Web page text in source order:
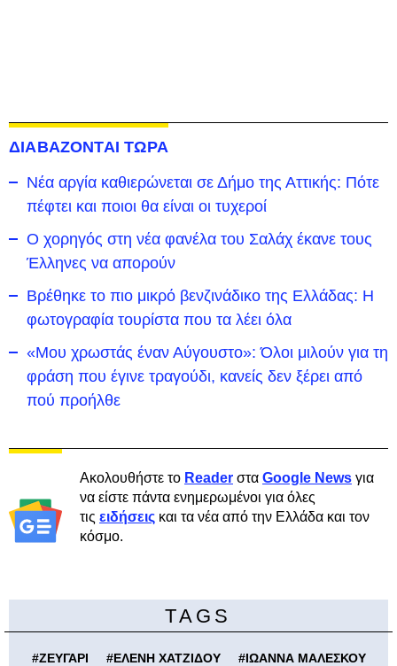
ΔΙΑΒΑΖΟΝΤΑΙ ΤΩΡΑ
Νέα αργία καθιερώνεται σε Δήμο της Αττικής: Πότε
πέφτει και ποιοι θα είναι οι τυχεροί
Ο χορηγός στη νέα φανέλα του Σαλάχ έκανε τους
Έλληνες να απορούν
Βρέθηκε το πιο μικρό βενζινάδικο της Ελλάδας: Η
φωτογραφία τουρίστα που τα λέει όλα
«Μου χρωστάς έναν Αύγουστο»: Όλοι μιλούν για τη
φράση που έγινε τραγούδι, κανείς δεν ξέρει από
πού προήλθε
Ακολουθήστε το Reader στα Google News για
να είστε πάντα ενημερωμένοι για όλες
τις ειδήσεις και τα νέα από την Ελλάδα και τον
κόσμο.
TAGS
#ΖΕΥΓΑΡΙ #ΕΛΕΝΗ ΧΑΤΖΙΔΟΥ #ΙΩΑΝΝΑ ΜΑΛΕΣΚΟΥ